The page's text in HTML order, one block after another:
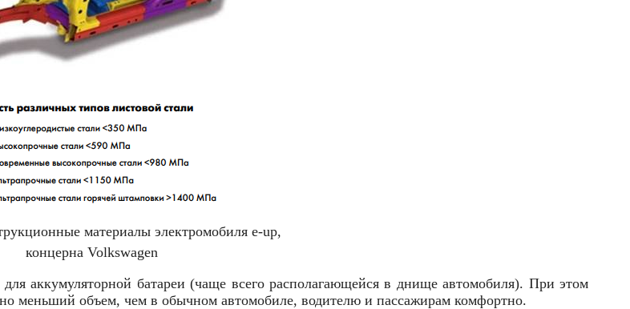
материалы электромобиля e-up,
концерна Volkswagen
аккумуляторной батареи (чаще всего располагающейся в днище автомобиля). При этом
меньший объем, чем в обычном автомобиле, водителю и пассажирам комфортно.